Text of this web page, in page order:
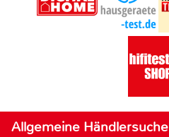
Allgemeine Händlersuche